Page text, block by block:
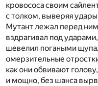
кровососа своим
с толком, выверяя
Мутант лежал перед
вздрагивал под
шевелил погаными
омерзительные
как они обвивают
и мощно, без шанса